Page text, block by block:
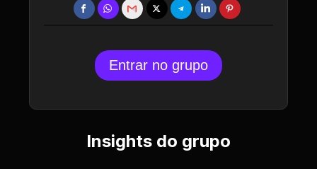
Entrar no grupo
Insights do grupo